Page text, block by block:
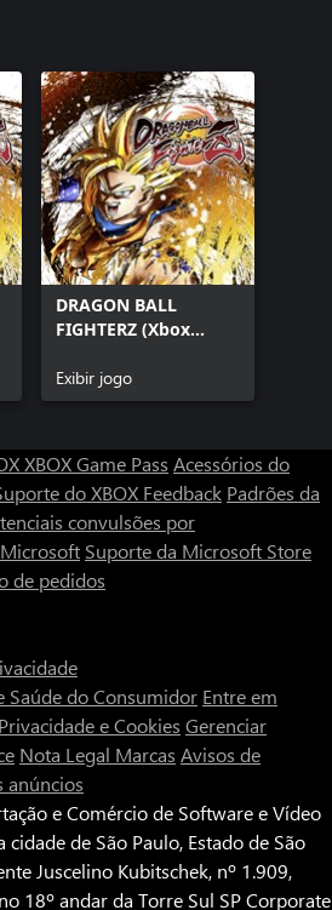
DRAGON BALL
FIGHTERZ (Xbox
Exibir jogo
XBOX Game Pass Acessórios do
do XBOX Feedback Padrões da
convulsões por
Suporte da Microsoft Store
de pedidos
Saúde do Consumidor Entre em
Privacidade e Cookies Gerenciar
Nota Legal Marcas Avisos de
anúncios
e Comércio de Software e Vídeo
cidade de São Paulo, Estado de São
Juscelino Kubitschek, nº 1.909,
18º andar da Torre Sul SP Corporate